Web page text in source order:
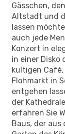
Gässchen,
Altstadt und
lassen
auch jede
Konzert in
in einer Disko
kultigen
Flohmarkt in
entgehen
der
erfahren Sie
Baus, der